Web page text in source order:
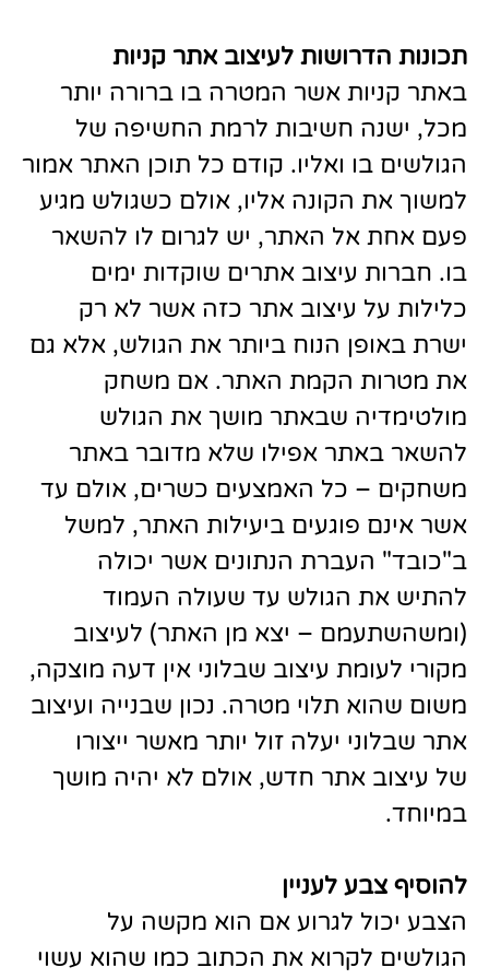
תכונות הדרושות לעיצוב אתר קניות
באתר קניות אשר המטרה בו ברורה יותר
מכל, ישנה חשיבות לרמת החשיפה של
הגולשים בו ואליו. קודם כל תוכן האתר אמור
למשוך את הקונה אליו, אולם כשגולש מגיע
פעם אחת אל האתר, יש לגרום לו להשאר
בו. חברות עיצוב אתרים שוקדות ימים
כלילות על עיצוב אתר כזה אשר לא רק
ישרת באופן הנוח ביותר את הגולש, אלא גם
את מטרות הקמת האתר. אם משחק
מולטימדיה שבאתר מושך את הגולש
להשאר באתר אפילו שלא מדובר באתר
משחקים – כל האמצעים כשרים, אולם עד
אשר אינם פוגעים ביעילות האתר, למשל
ב"כובד" העברת הנתונים אשר יכולה
להתיש את הגולש עד שעולה העמוד
(ומשהשתעמם – יצא מן האתר) לעיצוב
מקורי לעומת עיצוב שבלוני אין דעה מוצקה,
משום שהוא תלוי מטרה. נכון שבנייה ועיצוב
אתר שבלוני יעלה זול יותר מאשר ייצורו
של עיצוב אתר חדש, אולם לא יהיה מושך
במיוחד.
להוסיף צבע לעניין
הצבע יכול לגרוע אם הוא מקשה על
הגולשים לקרוא את הכתוב כמו שהוא עשוי